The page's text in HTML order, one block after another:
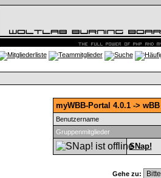
myWBB-Portal 4.0.1 ->
Benutzername
Gruppenmitglieder
SNap!
Gehe zu: